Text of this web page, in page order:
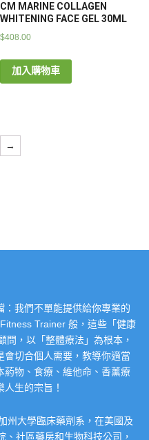
CM MARINE COLLAGEN
WHITENING FACE GEL 30ML
$408.00
加入購物車
→
：我們不單能提供給你專業的
Trainer 般，這些「健康
問，以「整體療法」為根本，
切合個人需要，教導你適當
葯物、食療、維他命、香薰療
生的宗旨！
州大學臨床藥劑系，在美國及
社區藥房和生物科技公司，